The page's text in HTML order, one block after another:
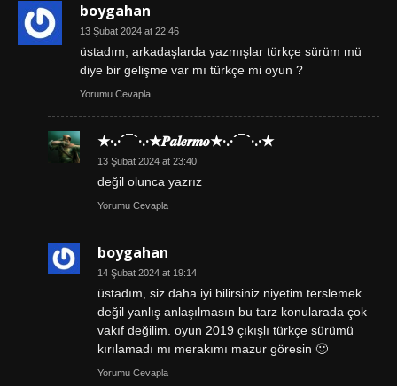
boygahan
13 Şubat 2024 at 22:46
üstadım, arkadaşlarda yazmışlar türkçe sürüm mü
diye bir gelişme var mı türkçe mi oyun ?
Yorumu Cevapla
★·.·´¯`·.·★𝑷𝒂𝒍𝒆𝒓𝒎𝒐★·.·´¯`·.·★
13 Şubat 2024 at 23:40
değil olunca yazrız
Yorumu Cevapla
boygahan
14 Şubat 2024 at 19:14
üstadım, siz daha iyi bilirsiniz niyetim terslemek
değil yanlış anlaşılmasın bu tarz konularada çok
vakıf değilim. oyun 2019 çıkışlı türkçe sürümü
kırılamadı mı merakımı mazur göresin 🙂
Yorumu Cevapla